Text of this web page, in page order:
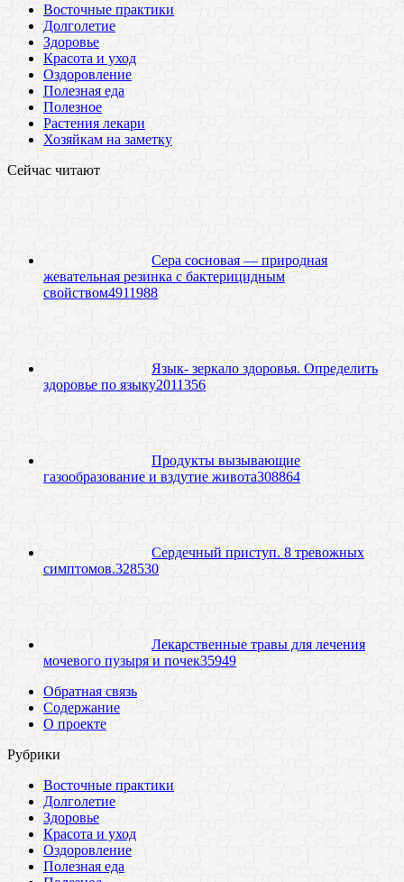
Восточные практики
Долголетие
Здоровье
Красота и уход
Оздоровление
Полезная еда
Полезное
Растения лекари
Хозяйкам на заметку
Сейчас читают
Сера сосновая — природная
жевательная резинка с бактерицидным
свойством4911988
Язык- зеркало здоровья. Определить
здоровье по языку2011356
Продукты вызывающие
газообразование и вздутие живота308864
Сердечный приступ. 8 тревожных
симптомов.328530
Лекарственные травы для лечения
мочевого пузыря и почек35949
Обратная связь
Содержание
О проекте
Рубрики
Восточные практики
Долголетие
Здоровье
Красота и уход
Оздоровление
Полезная еда